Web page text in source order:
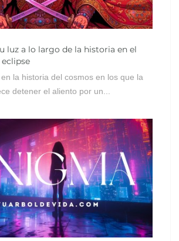
luz a lo largo de la historia en el
la historia del cosmos en los que la
detener el aliento por un...